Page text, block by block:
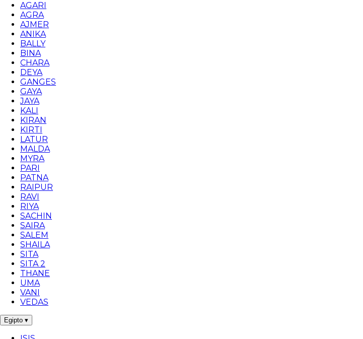
AGARI
AGRA
AJMER
ANIKA
BALLY
BINA
CHARA
DEYA
GANGES
GAYA
JAYA
KALI
KIRAN
KIRTI
LATUR
MALDA
MYRA
PARI
PATNA
RAIPUR
RAVI
RIYA
SACHIN
SAIRA
SALEM
SHAILA
SITA
SITA 2
THANE
UMA
VANI
VEDAS
Egipto ▾